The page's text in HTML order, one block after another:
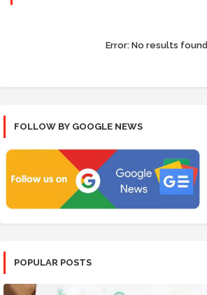
Error: No results found
FOLLOW BY GOOGLE NEWS
POPULAR POSTS